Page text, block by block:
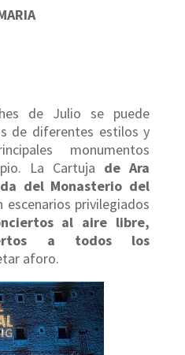
de Julio se puede
de diferentes estilos y
monumentos
La Cartuja de Ara
del Monasterio del
privilegiados
al aire libre,
a todos los
aforo.